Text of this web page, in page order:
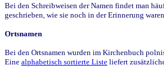
Bei den Schreibweisen der Namen findet man
geschrieben, wie sie noch in der Erinnerung
Ortsnamen
Bei den Ortsnamen wurden im Kirchenbuch
Eine alphabetisch sortierte Liste liefert